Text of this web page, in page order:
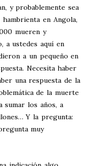
y probablemente sea
en Angola,
mueren y
a ustedes aquí en
a un pequeño en
Necesita haber
una respuesta de la
de la muerte
sumar los años, a
Y la pregunta:
muy